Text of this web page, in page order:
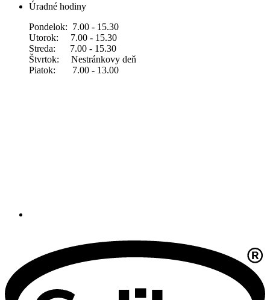
Úradné hodiny
Pondelok: 7.00 - 15.30
Utorok: 7.00 - 15.30
Streda: 7.00 - 15.30
Štvrtok: Nestránkovy deň
Piatok: 7.00 - 13.00